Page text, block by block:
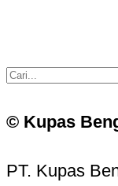
© Kupas
PT. Kupas